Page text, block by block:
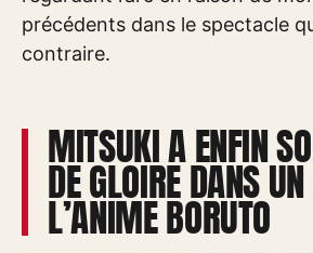
précédents dans le spectacle
contraire.
MITSUKI A ENFIN
DE GLOIRE DANS
L’ANIME BORUTO